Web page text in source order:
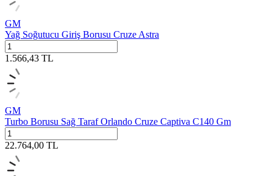
GM
Yağ Soğutucu Giriş Borusu Cruze Astra
1.566,43 TL
GM
Turbo Borusu Sağ Taraf Orlando Cruze Captiva C140 Gm
22.764,00 TL